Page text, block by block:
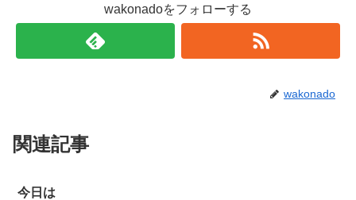
wakonadoをフォローする
wakonado
関連記事
今日は